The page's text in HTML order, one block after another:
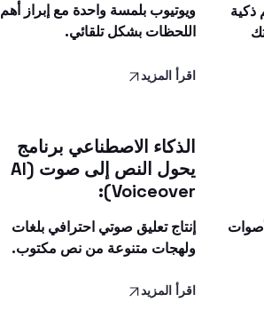
ذكية
ويوتيوب بلمسة واحدة مع إبراز أهم
اللحظات بشكل تلقائي.
اقرأ المزيد
الذكاء الاصطناعي برنامج
يحول النص إلى صوت (AI
Voiceover):
إنتاج تعليق صوتي احترافي بلغات
ولهجات متنوعة من نص مكتوب.
اقرأ المزيد